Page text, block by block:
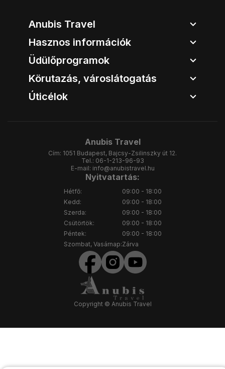
Anubis Travel
Hasznos információk
Üdülőprogramok
Körutazás, városlátogatás
Úticélok
Anubis Travel
Cím: 1051 Budapest, Bajcsy-Zsilinszky út 12.
Tel.: 06-1-213-96-93
E-mail: info@anubistravel.hu
Nyitvatartás:
Hétfő:
Kedd:
Szerda:
Csütörtök:
Péntek:
Szombat, Vasárnap:
09:00 - 18:00
09:00 - 18:00
09:00 - 18:00
09:00 - 18:00
09:00 - 18:00
Zárva
Copyright © Anubis Travel